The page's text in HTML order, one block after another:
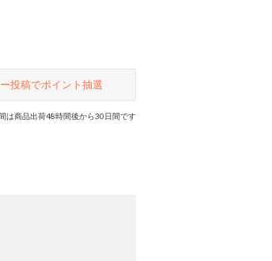
投稿でポイント抽選
は商品出荷48時間後から30日間です